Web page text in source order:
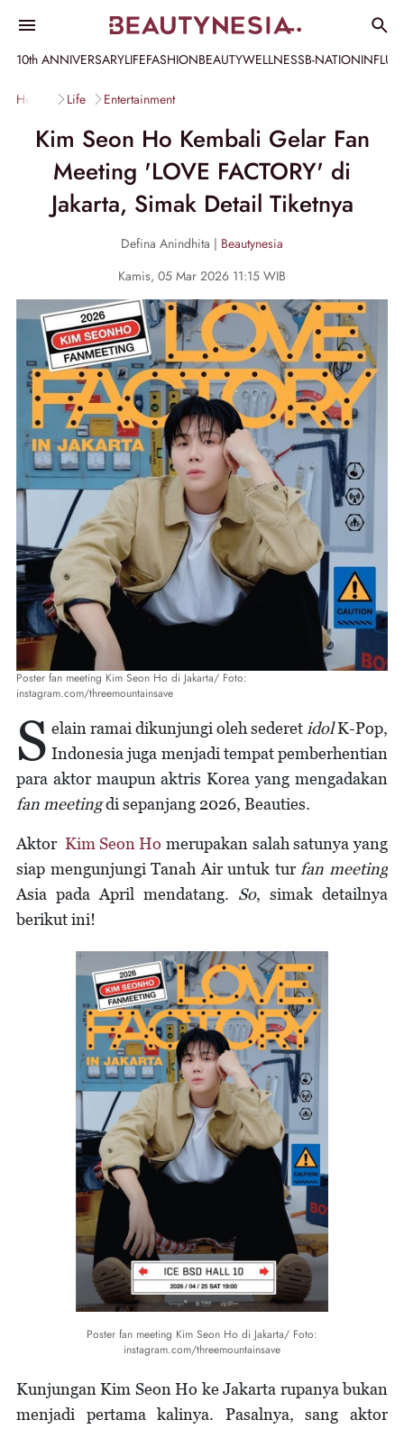
10th ANNIVERSARYLIFEFASHIONBEAUTYWELLNESSB-NATION
Home Life Entertainment
Kim Seon Ho Kembali Gelar Fan
Meeting 'LOVE FACTORY' di
Jakarta, Simak Detail Tiketnya
Defina Anindhita | Beautynesia
Kamis, 05 Mar 2026 11:15 WIB
Poster fan meeting Kim Seon Ho di Jakarta/ Foto:
instagram.com/threemountainsave
S elain ramai dikunjungi oleh sederet idolK-Pop,
Indonesia juga menjadi tempat pemberhentian
para aktor maupun aktris Korea yang mengadakan
fan meetingdi sepanjang 2026, Beauties.
AktorKim Seon Ho merupakan salah satunya yang
siap mengunjungi Tanah Air untuk tur fan meeting
Asia pada April mendatang. So, simak detailnya
berikut ini!
Poster fan meeting Kim Seon Ho di Jakarta/ Foto:
instagram.com/threemountainsave
Kunjungan Kim Seon Ho ke Jakarta rupanya bukan
menjadi pertama kalinya. Pasalnya, sang aktor